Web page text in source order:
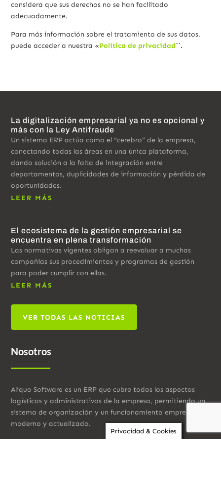
considera que sus derechos no se han facilitado
adecuadamente.
Para más información sobre el tratamiento de sus datos,
puede acceder a nuestra «Política de privacidad´´.
La digitalización empresarial ya no es opcional y
más con la Ley Antifraude
Un sistema ERP actúa como el “cerebro” de la empresa,
conectando todas las áreas en una única plataforma,
dando solución a la falta de integración entre
departamentos, duplicidades de información y pérdida de
oportunidades.
LEER MÁS
El ecosistema de la gestión empresarial se
encuentra en plena transformación
Las normativas vigentes obligan a reevaluar a muchas
compañías sus procedimientos y programas de gestión
para poder cumplir con ellas.
LEER MÁS
VER TODAS LAS NOTICIAS
Nosotros
Aliquo Software es un ERP que cubre todos los aspectos
logísticos y administrativos de la empresa, permitiendo un
sistema de organización y un funcionamiento empresarial
moderno y actualizado.
Privacidad & Cookies